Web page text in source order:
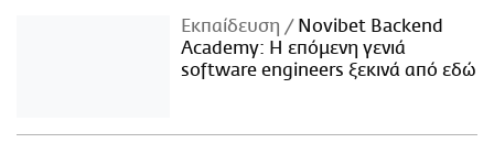
Εκπαίδευση
Novibet Backend
Academy: Η επόμενη γενιά
software engineers ξεκινά από εδώ